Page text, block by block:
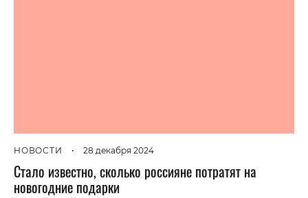
НОВОСТИ • 28 декабря 2024
Стало известно, сколько россияне потратят на
новогодние подарки